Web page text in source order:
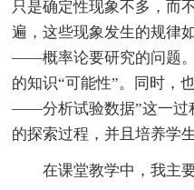
只是确定性现象不多，而
遍，这些现象发生的规律
——概率论要研究的问题
的知识“可能性”。同时
——分析试验数据”这一过
的探索过程，并且培养学
在课堂教学中，我主要